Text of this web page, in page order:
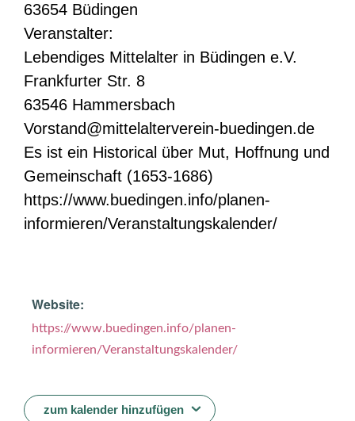
63654 Büdingen
Veranstalter:
Lebendiges Mittelalter in Büdingen e.V.
Frankfurter Str. 8
63546 Hammersbach
Vorstand@mittelalterverein-buedingen.de
Es ist ein Historical über Mut, Hoffnung und
Gemeinschaft (1653-1686)
https://www.buedingen.info/planen-
informieren/Veranstaltungskalender/
Website:
https://www.buedingen.info/planen-
informieren/Veranstaltungskalender/
zum kalender hinzufügen